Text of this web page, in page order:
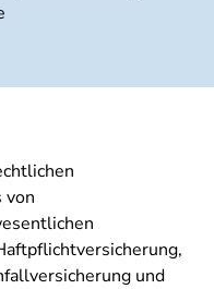
von
und